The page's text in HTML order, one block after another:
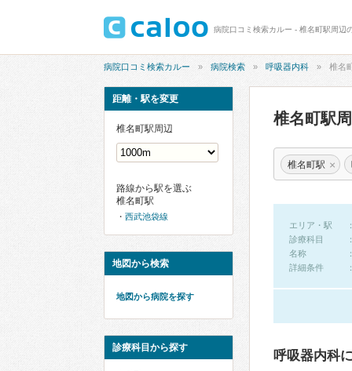
病院口コミ検索カルー - 椎名町駅周辺
病院口コミ検索カルー 病院検索 呼吸器内科 椎名
椎名町駅
椎名町駅 ×
エリア・駅
診療科目
名称
詳細条件
呼吸器内科
距離・駅を変更
椎名町駅周辺
路線から駅を選ぶ
椎名町駅
西武池袋線
地図から検索
地図から病院を探す
診療科目から探す